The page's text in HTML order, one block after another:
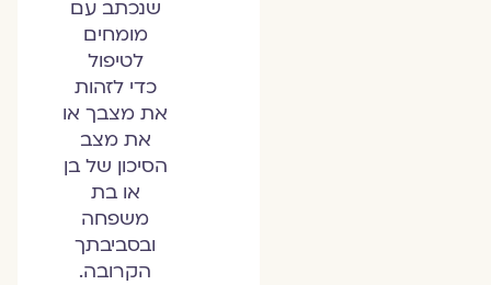
שנכתב עם
מומחים
לטיפול
כדי לזהות
את מצבך או
את מצב
הסיכון של בן
או בת
משפחה
ובסביבתך
הקרובה.